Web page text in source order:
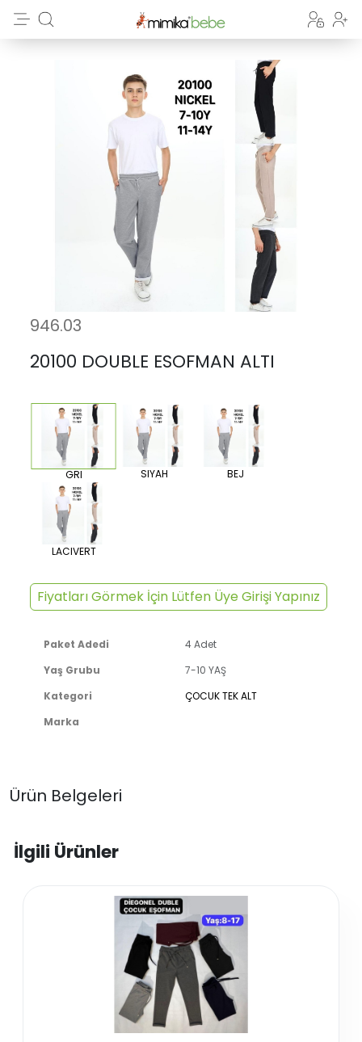
946.03
20100 DOUBLE ESOFMAN ALTI
GRI SIYAH BEJ
LACIVERT
Fiyatları Görmek İçin Lütfen Üye Girişi Yapınız
Paket Adedi
4 Adet
Yaş Grubu
7-10 YAŞ
Kategori
ÇOCUK TEK ALT
Marka
Ürün Belgeleri
İlgili Ürünler